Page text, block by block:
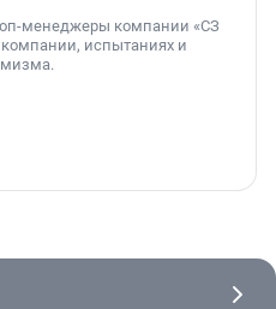
менеджеры компании «СЗ
испытаниях и